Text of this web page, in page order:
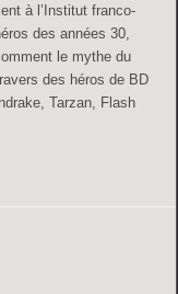
à l’Institut franco-
des années 30,
le mythe du
des héros de BD
Tarzan, Flash